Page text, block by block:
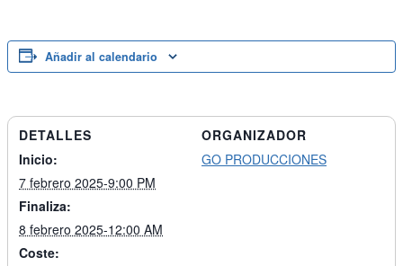
Añadir al calendario
DETALLES
Inicio:
7 febrero 2025-9:00 PM
Finaliza:
8 febrero 2025-12:00 AM
Coste:
ORGANIZADOR
GO PRODUCCIONES